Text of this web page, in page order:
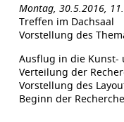
Montag, 30.5.2016,
Treffen im Dachsaal
Vorstellung des
Ausflug in die Kunst-
Verteilung der
Vorstellung des
Beginn der